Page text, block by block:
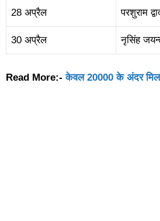
28 अप्रैल परशुराम
30 अप्रैल नृसिंह
Read More:-केवल 20000 के अंदर मिल